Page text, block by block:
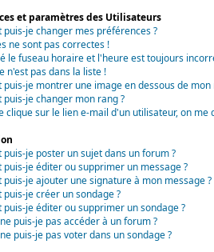
et paramètres des Utilisateurs
puis-je changer mes préférences ?
ne sont pas correctes !
le fuseau horaire et l'heure est toujours
n'est pas dans la liste !
puis-je montrer une image en dessous de
puis-je changer mon rang ?
clique sur le lien e-mail d'un utilisateur, on me
puis-je poster un sujet dans un forum ?
puis-je éditer ou supprimer un message ?
puis-je ajouter une signature à mon message ?
puis-je créer un sondage ?
puis-je éditer ou supprimer un sondage ?
puis-je pas accéder à un forum ?
puis-je pas voter dans un sondage ?